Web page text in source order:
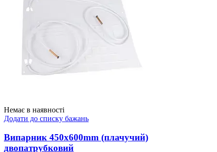
Немає в наявності
Додати до списку бажань
Випарник 450x600mm (плачучий)
двопатрубковий